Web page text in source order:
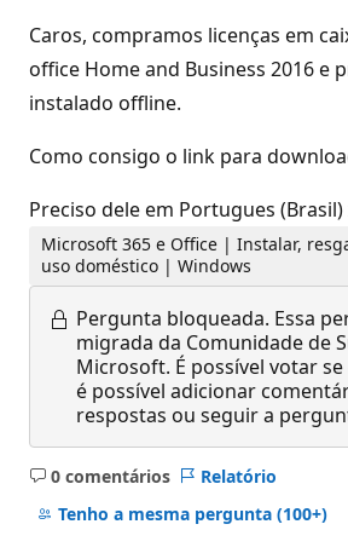
Caros, compramos licenças em
office Home and Business 2016 e
instalado offline.
Como consigo o link para
Preciso dele em Portugues (Brasil)
Microsoft 365 e Office | Instalar,
uso doméstico | Windows
Pergunta bloqueada. Essa
migrada da Comunidade de
Microsoft. É possível votar
é possível adicionar
respostas ou seguir a
0 comentários
Sem
comentários
Relatório
Tenho a mesma pergunta (100+)